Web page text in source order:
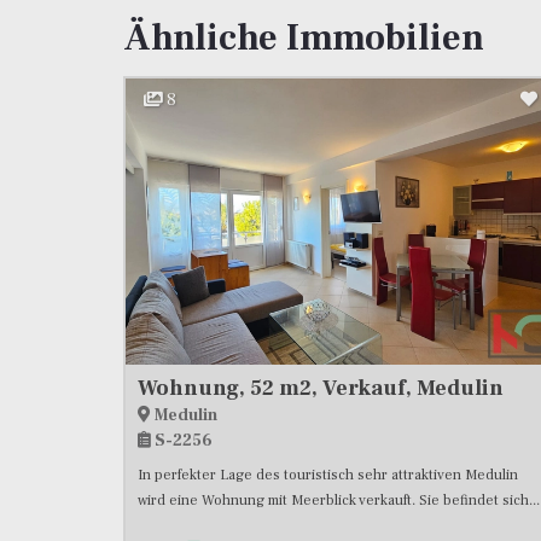
Ähnliche Immobilien
8
Wohnung, 52 m2, Verkauf, Medulin
Medulin
S-2256
In perfekter Lage des touristisch sehr attraktiven Medulin
wird eine Wohnung mit Meerblick verkauft. Sie befindet sich...